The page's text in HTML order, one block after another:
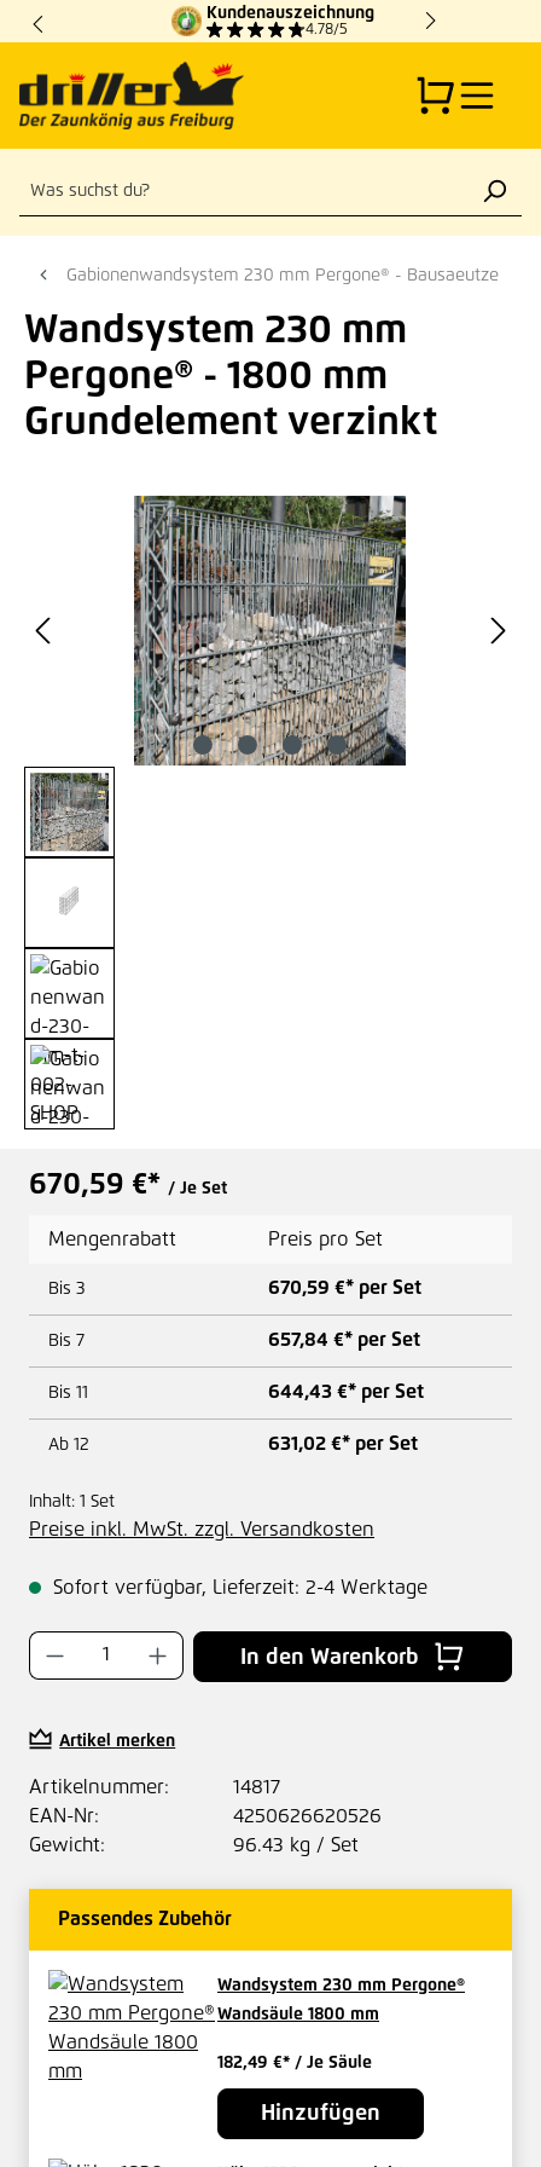
Zum Hauptinhalt springen
Kundenauszeichnung
4.78/5
Gabionenwandsystem 230 mm Pergone® - Bausaeutze
Wandsystem 230 mm
Pergone® - 1800 mm
Grundelement verzinkt
Bildergalerie überspringen
670,59 €* / Je Set
Mengenrabatt Preis pro Set
Bis 3 670,59 €* per Set
Bis 7 657,84 €* per Set
Bis 11 644,43 €* per Set
Ab 12 631,02 €* per Set
Inhalt: 1 Set
Preise inkl. MwSt. zzgl. Versandkosten
Sofort verfügbar, Lieferzeit: 2-4 Werktage
Produkt Anzahl: Gib den gewünschten
In den Warenkorb
Artikel merken
Artikelnummer:
14817
EAN-Nr:
4250626620526
Gewicht:
96.43 kg / Set
Passendes Zubehör
Wandsystem 230 mm Pergone®
Wandsäule 1800 mm
182,49 €* / Je Säule
Hinzufügen